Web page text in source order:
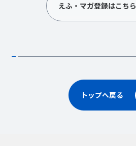
えふ・マガ登録はこちら
トップへ戻る